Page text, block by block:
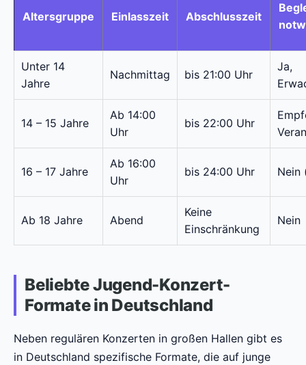
Altersgruppe Einlasszeit Abschlusszeit
Unter 14
Jahre
Nachmittag bis 21:00 Uhr
Ja,
14 – 15 Jahre
Ab 14:00
Uhr
bis 22:00 Uhr
16 – 17 Jahre
Ab 16:00
Uhr
bis 24:00 Uhr Nein
Ab 18 Jahre Abend
Keine
Einschränkung
Nein
Beliebte Jugend-Konzert-
Formate in Deutschland
Neben regulären Konzerten in großen Hallen gibt es
in Deutschland spezifische Formate, die auf junge